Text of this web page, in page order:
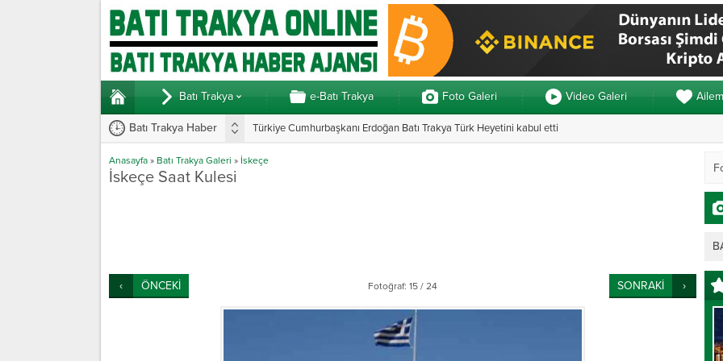
Batı Trakya e-Batı Trakya Foto Galeri Video Galeri Ailem
Batı Trakya Haber Türkiye Cumhurbaşkanı Erdoğan Batı Trakya Türk Heyetini kabul etti
Anasayfa » Batı Trakya Galeri » İskeçe
İskeçe Saat Kulesi
ÖNCEKİ Fotoğraf: 15 / 24 SONRAKİ